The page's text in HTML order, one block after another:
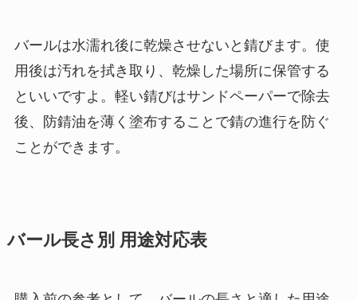
バールは水濡れ後に乾燥させないと錆びます。使
用後は汚れを拭き取り、乾燥した場所に保管する
といいですよ。軽い錆びはサンドペーパーで除去
後、防錆油を薄く塗布することで錆の進行を防ぐ
ことができます。
バール長さ別 用途対応表